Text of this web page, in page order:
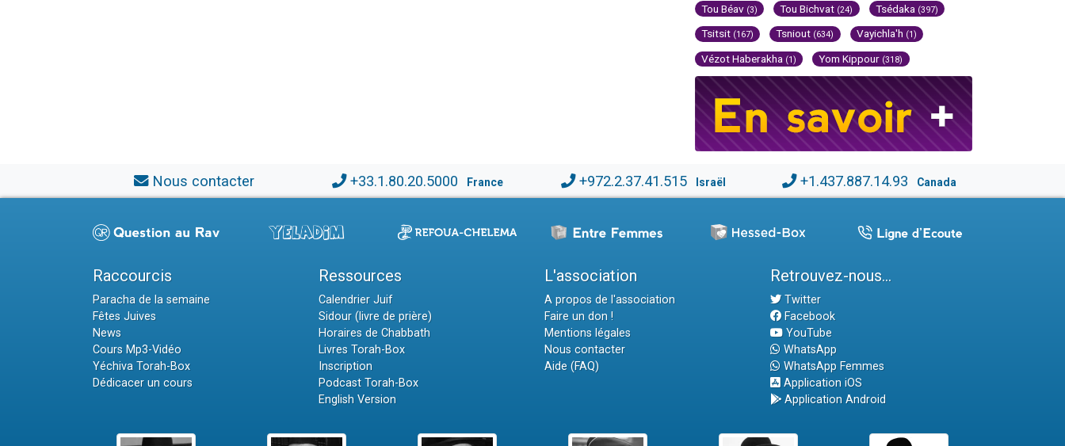
Tou Béav (3) Tou Bichvat (24) Tsédaka (397)
Tsitsit (167) Tsniout (634) Vayichla'h (1)
Vézot Haberakha (1) Yom Kippour (318)
Nous contacter +33.1.80.20.5000 France +972.2.37.41.515 Israël +1.437.887.14.93 Canada
Raccourcis
Paracha de la semaine
Fêtes Juives
News
Cours Mp3-Vidéo
Yéchiva Torah-Box
Dédicacer un cours
Ressources
Calendrier Juif
Sidour (livre de prière)
Horaires de Chabbath
Livres Torah-Box
Inscription
Podcast Torah-Box
English Version
L'association
A propos de l'association
Faire un don !
Mentions légales
Nous contacter
Aide (FAQ)
Retrouvez-nous...
Twitter
Facebook
YouTube
WhatsApp
WhatsApp Femmes
Application iOS
Application Android